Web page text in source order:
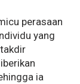
perasaan
yang
ia